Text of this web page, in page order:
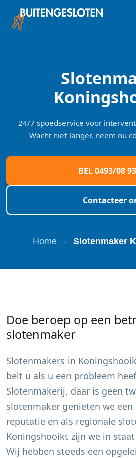
content
24/7 spoedservice voor
Wacht niet langer, neem nu
BEL 0493/08
Contacteer
Home - Slotenmaker
Doe beroep op een
slotenmaker
Slotenmakers in
belt u als u een probleem
Slotenmakerij, daar is geen
slotenmaker genieten we
reputatie en als regionale
Koningshooikt zijn we in
Wij hebben steeds een